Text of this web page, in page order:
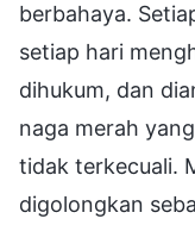
berbahaya.
setiap hari
dihukum, dan
naga merah
tidak terkecuali.
digolongkan